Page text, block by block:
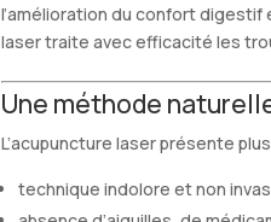
l’amélioration du confort digestif
laser traite avec efficacité les
Une méthode
L’acupuncture laser présente
technique indolore et non